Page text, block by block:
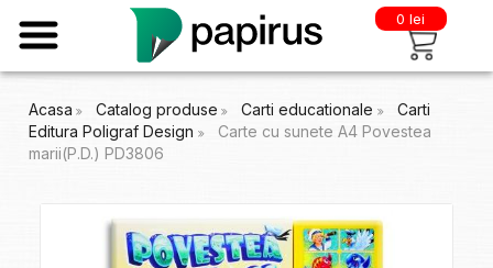
0 lei
Acasa Catalog produse Carti educationale
Carti
Editura Poligraf Design
Carte cu sunete A4 Povestea
marii(P.D.) PD3806